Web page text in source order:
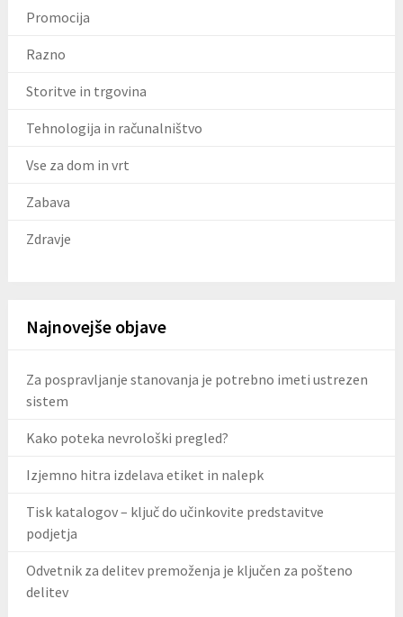
Promocija
Razno
Storitve in trgovina
Tehnologija in računalništvo
Vse za dom in vrt
Zabava
Zdravje
Najnovejše objave
Za pospravljanje stanovanja je potrebno imeti ustrezen
sistem
Kako poteka nevrološki pregled?
Izjemno hitra izdelava etiket in nalepk
Tisk katalogov – ključ do učinkovite predstavitve
podjetja
Odvetnik za delitev premoženja je ključen za pošteno
delitev